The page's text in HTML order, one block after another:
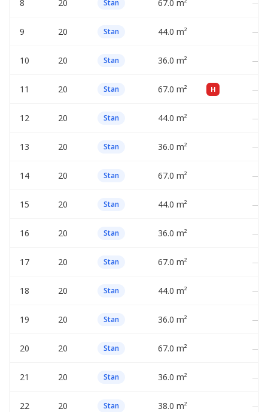
8 20 Stan 67.0 m² —
9 20 Stan 44.0 m² —
10 20 Stan 36.0 m² —
11 20 Stan 67.0 m² H —
12 20 Stan 44.0 m² —
13 20 Stan 36.0 m² —
14 20 Stan 67.0 m² —
15 20 Stan 44.0 m² —
16 20 Stan 36.0 m² —
17 20 Stan 67.0 m² —
18 20 Stan 44.0 m² —
19 20 Stan 36.0 m² —
20 20 Stan 67.0 m² —
21 20 Stan 36.0 m² —
22 20 Stan 38.0 m² —